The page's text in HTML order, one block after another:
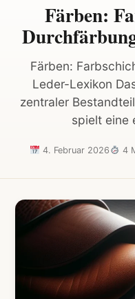
Färben:
Färben:
Leder-Lexikon
zentraler
spielt eine
4. Februar 2026 4